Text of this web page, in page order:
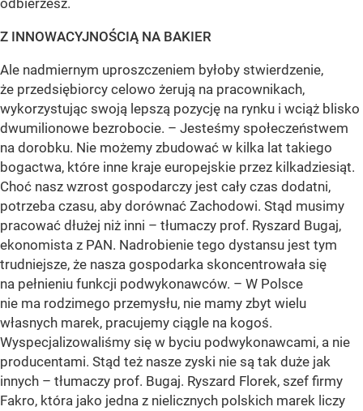
odbierzesz.
Z INNOWACYJNOŚCIĄ NA BAKIER
Ale nadmiernym uproszczeniem byłoby stwierdzenie,
że przedsiębiorcy celowo żerują na pracownikach,
wykorzystując swoją lepszą pozycję na rynku i wciąż blisko
dwumilionowe bezrobocie. – Jesteśmy społeczeństwem
na dorobku. Nie możemy zbudować w kilka lat takiego
bogactwa, które inne kraje europejskie przez kilkadziesiąt.
Choć nasz wzrost gospodarczy jest cały czas dodatni,
potrzeba czasu, aby dorównać Zachodowi. Stąd musimy
pracować dłużej niż inni – tłumaczy prof. Ryszard Bugaj,
ekonomista z PAN. Nadrobienie tego dystansu jest tym
trudniejsze, że nasza gospodarka skoncentrowała się
na pełnieniu funkcji podwykonawców. – W Polsce
nie ma rodzimego przemysłu, nie mamy zbyt wielu
własnych marek, pracujemy ciągle na kogoś.
Wyspecjalizowaliśmy się w byciu podwykonawcami, a nie
producentami. Stąd też nasze zyski nie są tak duże jak
innych – tłumaczy prof. Bugaj. Ryszard Florek, szef firmy
Fakro, która jako jedna z nielicznych polskich marek liczy